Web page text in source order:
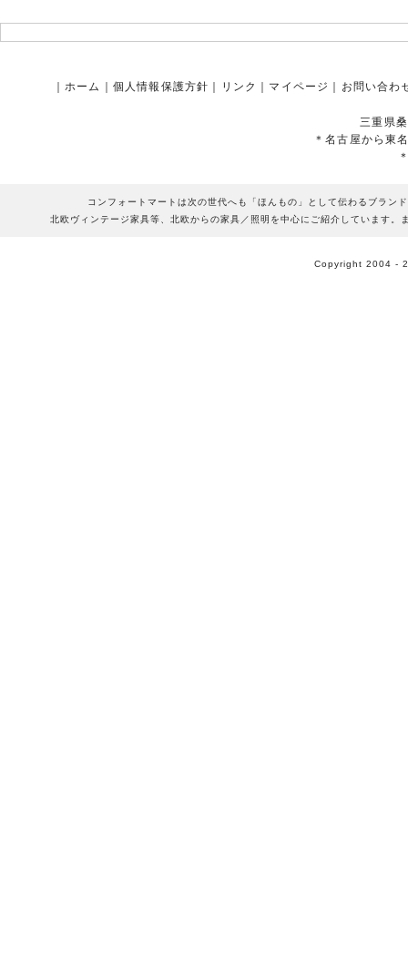
ホーム 個人情報保護方針 リンク マイページ お問い合わ
三重県
＊名古屋から東
コンフォートマートは次の世代へも「ほんもの」として伝わるブラン
北欧ヴィンテージ家具等、北欧からの家具／照明を中心にご紹介しています
Copyright 2004 -